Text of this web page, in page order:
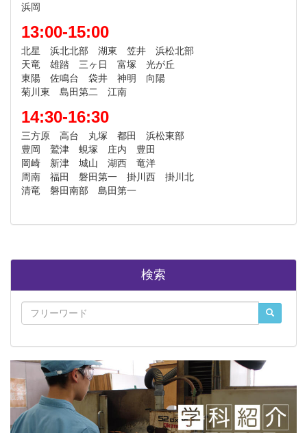
浜岡
13:00-15:00
北星 浜北北部 湖東 笠井 浜松北部
天竜 雄踏 三ヶ日 富塚 光が丘
東陽 佐鳴台 袋井 神明 向陽
菊川東 島田第二 江南
14:30-16:30
三方原 高台 丸塚 都田 浜松東部
豊岡 鷲津 蜆塚 庄内 豊田
岡崎 新津 城山 湖西 竜洋
周南 福田 磐田第一 掛川西 掛川北
清竜 磐田南部 島田第一
検索